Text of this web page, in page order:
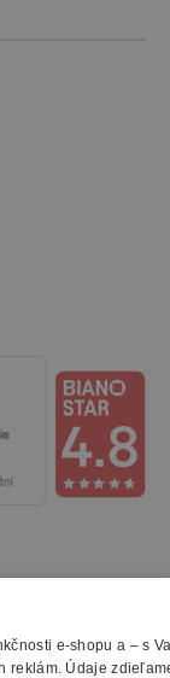
e-shopu a – s
reklám. Údaje